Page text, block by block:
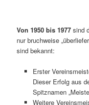
Von 1950 bis 1977 sind
nur bruchweise
sind bekannt:
Erster
Dieser Erfolg aus
Spitznamen
Weitere